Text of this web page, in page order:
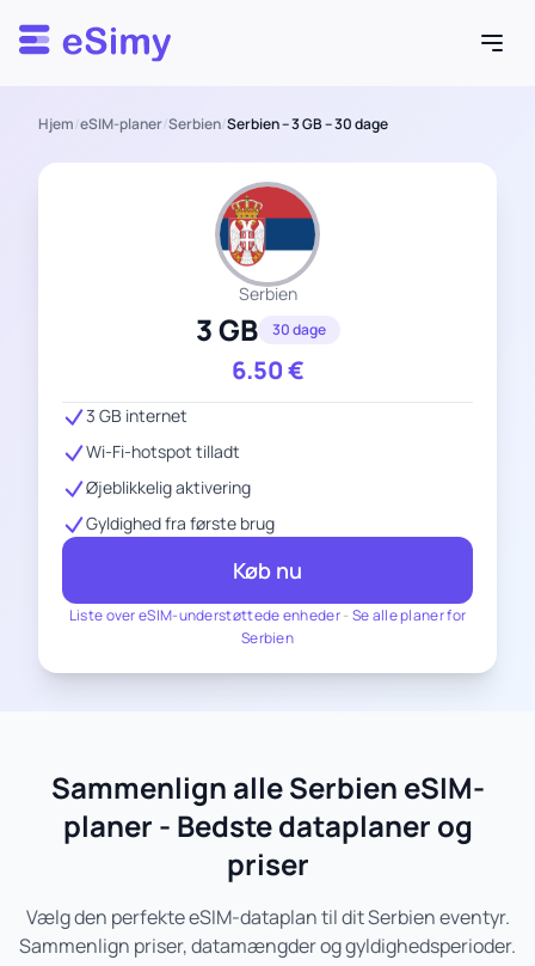
Esimy
Hjem/eSIM-planer/Serbien/Serbien – 3 GB – 30 dage
Serbien
3 GB 30 dage
6.50€
Liste over eSIM-understøttede enheder- Se alle planer for
Serbien
3 GB internet
Wi-Fi-hotspot tilladt
Øjeblikkelig aktivering
Gyldighed fra første brug
Køb nu
Sammenlign alle Serbien eSIM-
planer - Bedste dataplaner og
priser
Vælg den perfekte eSIM-dataplan til dit Serbien eventyr.
Sammenlign priser, datamængder og gyldighedsperioder.